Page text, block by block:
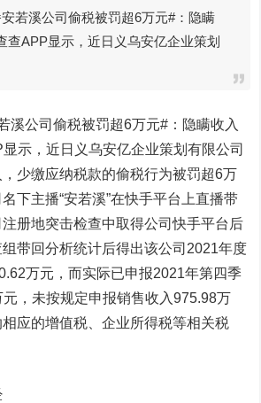
溪公司偷税被罚超6万元#：隐瞒
查APP显示，近日义乌安亿企业策划
公司偷税被罚超6万元#：隐瞒收入
示，近日义乌安亿企业策划有限公司
少缴应纳税款的偷税行为被罚超6万
下主播“安若溪”在快手平台上直播带
册地突击检查中取得公司快手平台后
带回分析统计后得出该公司2021年度
万元，而实际已申报2021年第四季
，未按规定申报销售收入975.98万
应的增值税、企业所得税等相关税